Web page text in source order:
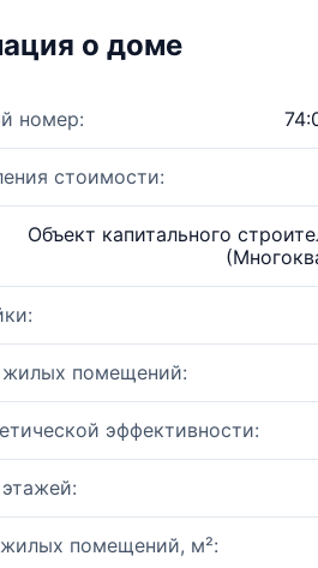
о доме
номер:
стоимости:
Объект капитального
жилых помещений:
эффективности:
помещений, м²: